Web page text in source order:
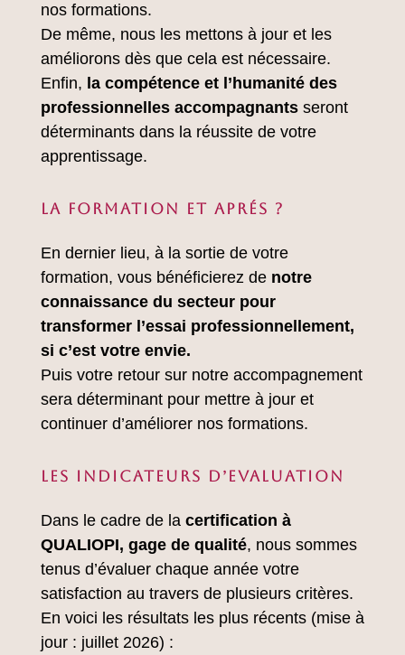
nos formations.
De même, nous les mettons à jour et les
améliorons dès que cela est nécessaire.
Enfin, la compétence et l’humanité des
professionnelles accompagnantsseront
déterminants dans la réussite de votre
apprentissage.
LA FORMATION ET APRÉS ?
En dernier lieu, à la sortie de votre
formation, vous bénéficierez denotre
connaissance du secteur pour
transformer l’essai professionnellement,
si c’est votre envie.
Puis votre retour sur notre accompagnement
sera déterminant pour mettre à jour et
continuer d’améliorer nos formations.
LES INDICATEURS D’EVALUATION
Dans le cadre de la certification à
QUALIOPI, gage de qualité, nous sommes
tenus d’évaluer chaque année votre
satisfaction au travers de plusieurs critères.
En voici les résultats les plus récents (mise à
jour : juillet 2026) :